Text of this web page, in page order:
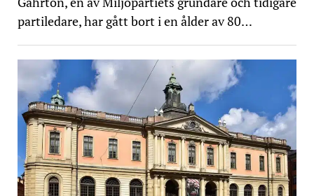
partiledare, har gått bort i en ålder av 80…